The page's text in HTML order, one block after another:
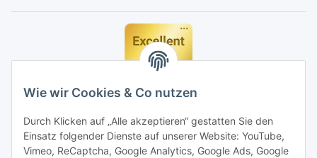
Wie wir Cookies & Co nutzen
Durch Klicken auf „Alle akzeptieren“ gestatten Sie den
Einsatz folgender Dienste auf unserer Website: YouTube,
Vimeo, ReCaptcha, Google Analytics, Google Ads, Google